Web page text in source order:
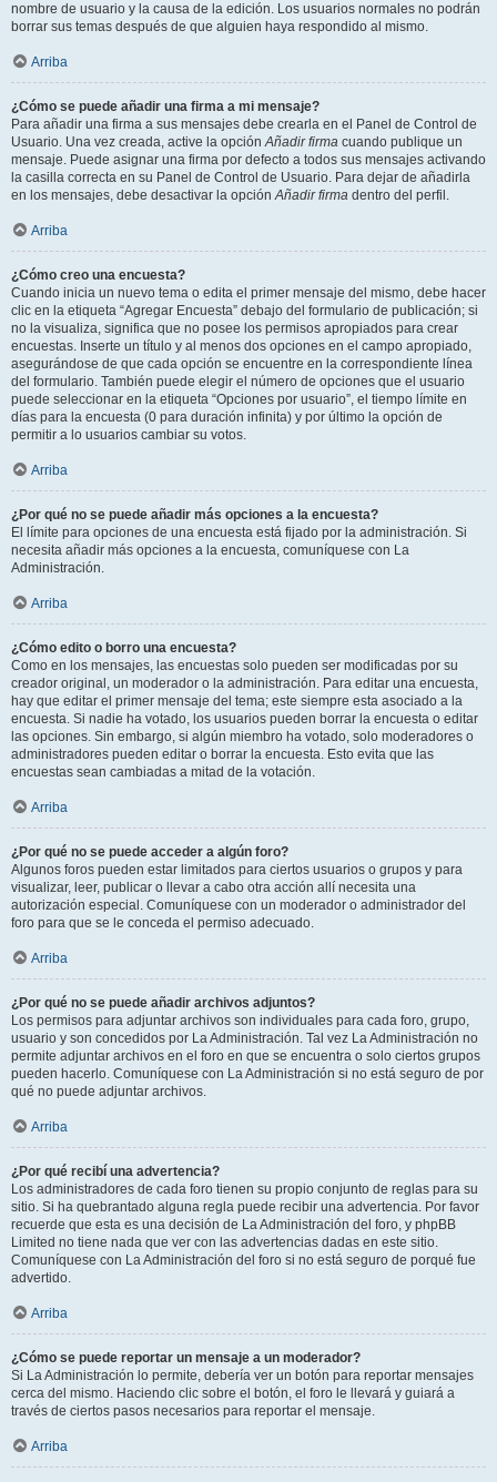
nombre de usuario y la causa de la edición. Los usuarios normales no podrán
borrar sus temas después de que alguien haya respondido al mismo.
Arriba
¿Cómo se puede añadir una firma a mi mensaje?
Para añadir una firma a sus mensajes debe crearla en el Panel de Control de
Usuario. Una vez creada, active la opciónAñadir firma cuando publique un
mensaje. Puede asignar una firma por defecto a todos sus mensajes activando
la casilla correcta en su Panel de Control de Usuario. Para dejar de añadirla
en los mensajes, debe desactivar la opciónAñadir firma dentro del perfil.
Arriba
¿Cómo creo una encuesta?
Cuando inicia un nuevo tema o edita el primer mensaje del mismo, debe hacer
clic en la etiqueta “Agregar Encuesta” debajo del formulario de publicación; si
no la visualiza, significa que no posee los permisos apropiados para crear
encuestas. Inserte un título y al menos dos opciones en el campo apropiado,
asegurándose de que cada opción se encuentre en la correspondiente línea
del formulario. También puede elegir el número de opciones que el usuario
puede seleccionar en la etiqueta “Opciones por usuario”, el tiempo límite en
días para la encuesta (0 para duración infinita) y por último la opción de
permitir a lo usuarios cambiar su votos.
Arriba
¿Por qué no se puede añadir más opciones a la encuesta?
El límite para opciones de una encuesta está fijado por la administración. Si
necesita añadir más opciones a la encuesta, comuníquese con La
Administración.
Arriba
¿Cómo edito o borro una encuesta?
Como en los mensajes, las encuestas solo pueden ser modificadas por su
creador original, un moderador o la administración. Para editar una encuesta,
hay que editar el primer mensaje del tema; este siempre esta asociado a la
encuesta. Si nadie ha votado, los usuarios pueden borrar la encuesta o editar
las opciones. Sin embargo, si algún miembro ha votado, solo moderadores o
administradores pueden editar o borrar la encuesta. Esto evita que las
encuestas sean cambiadas a mitad de la votación.
Arriba
¿Por qué no se puede acceder a algún foro?
Algunos foros pueden estar limitados para ciertos usuarios o grupos y para
visualizar, leer, publicar o llevar a cabo otra acción allí necesita una
autorización especial. Comuníquese con un moderador o administrador del
foro para que se le conceda el permiso adecuado.
Arriba
¿Por qué no se puede añadir archivos adjuntos?
Los permisos para adjuntar archivos son individuales para cada foro, grupo,
usuario y son concedidos por La Administración. Tal vez La Administración no
permite adjuntar archivos en el foro en que se encuentra o solo ciertos grupos
pueden hacerlo. Comuníquese con La Administración si no está seguro de por
qué no puede adjuntar archivos.
Arriba
¿Por qué recibí una advertencia?
Los administradores de cada foro tienen su propio conjunto de reglas para su
sitio. Si ha quebrantado alguna regla puede recibir una advertencia. Por favor
recuerde que esta es una decisión de La Administración del foro, y phpBB
Limited no tiene nada que ver con las advertencias dadas en este sitio.
Comuníquese con La Administración del foro si no está seguro de porqué fue
advertido.
Arriba
¿Cómo se puede reportar un mensaje a un moderador?
Si La Administración lo permite, debería ver un botón para reportar mensajes
cerca del mismo. Haciendo clic sobre el botón, el foro le llevará y guiará a
través de ciertos pasos necesarios para reportar el mensaje.
Arriba